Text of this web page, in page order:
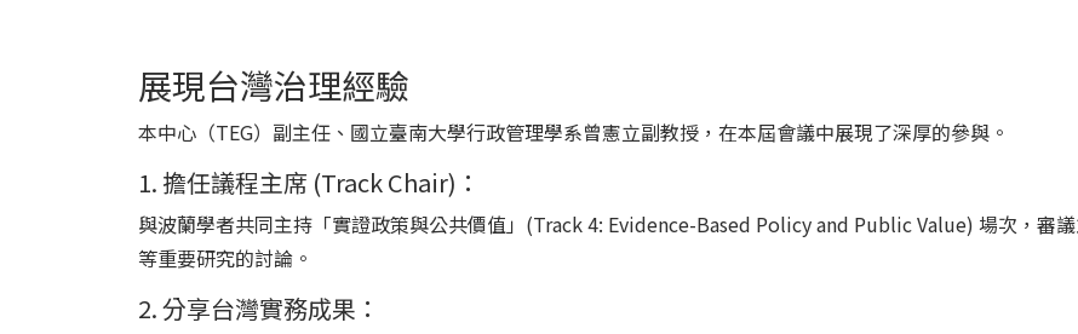
展現台灣治理經驗
本中心（TEG）副主任、國立臺南大學行政管理學系曾憲立副教授，在本屆會議中展現了深厚的參與。
1. 擔任議程主席 (Track Chair)：
與波蘭學者共同主持「實證政策與公共價值」(Track 4: Evidence-Based Policy and Public Value) 場次，審
等重要研究的討論。
2. 分享台灣實務成果：